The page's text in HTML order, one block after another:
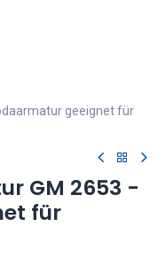
geeignet für
GM 2653 -
für